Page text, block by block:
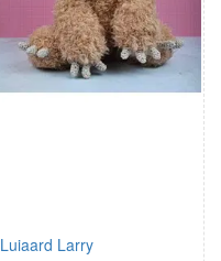
Luiaard Larry